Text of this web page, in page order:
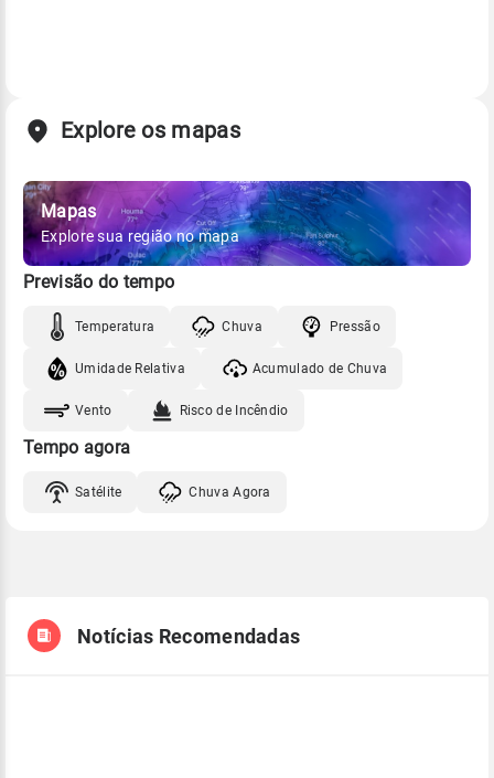
Explore os mapas
Mapas
Explore sua região no mapa
Previsão do tempo
Temperatura Chuva Pressão
Umidade Relativa Acumulado de Chuva
Vento Risco de Incêndio
Tempo agora
Satélite Chuva Agora
Notícias Recomendadas